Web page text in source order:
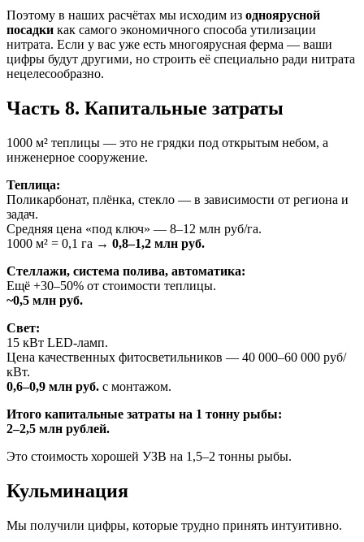
Поэтому в наших расчётах мы исходим из одноярусной
посадки как самого экономичного способа утилизации
нитрата. Если у вас уже есть многоярусная ферма — ваши
цифры будут другими, но строить её специально ради нитрата
нецелесообразно.
Часть 8. Капитальные затраты
1000 м² теплицы — это не грядки под открытым небом, а
инженерное сооружение.
Теплица:
Поликарбонат, плёнка, стекло — в зависимости от региона и
задач.
Средняя цена «под ключ» — 8–12 млн руб/га.
1000 м² = 0,1 га → 0,8–1,2 млн руб.
Стеллажи, система полива, автоматика:
Ещё +30–50% от стоимости теплицы.
~0,5 млн руб.
Свет:
15 кВт LED-ламп.
Цена качественных фитосветильников — 40 000–60 000 руб/
кВт.
0,6–0,9 млн руб. с монтажом.
Итого капитальные затраты на 1 тонну рыбы:
2–2,5 млн рублей.
Это стоимость хорошей УЗВ на 1,5–2 тонны рыбы.
Кульминация
Мы получили цифры, которые трудно принять интуитивно.